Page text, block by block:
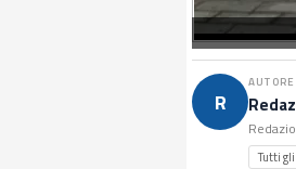
R
AUTORE
Tutti